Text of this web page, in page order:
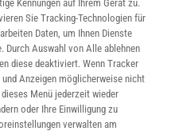
Mangel ausgleicht. Über
wirkt Dopamin auf das
kann es die rhythmische
Kennungen auf Ihrem Gerät zu.
Sie Tracking-Technologien für
Daten, um Ihnen Dienste
Durch Auswahl von Alle ablehnen
diese deaktiviert. Wenn Tracker
Anzeigen möglicherweise nicht
Menü jederzeit wieder
oder Ihre Einwilligung zu
verwalten am